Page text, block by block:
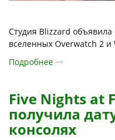
Студия Blizzard
вселенных Overwatch 2
Подробнее
Five Nights at
получила
консолях